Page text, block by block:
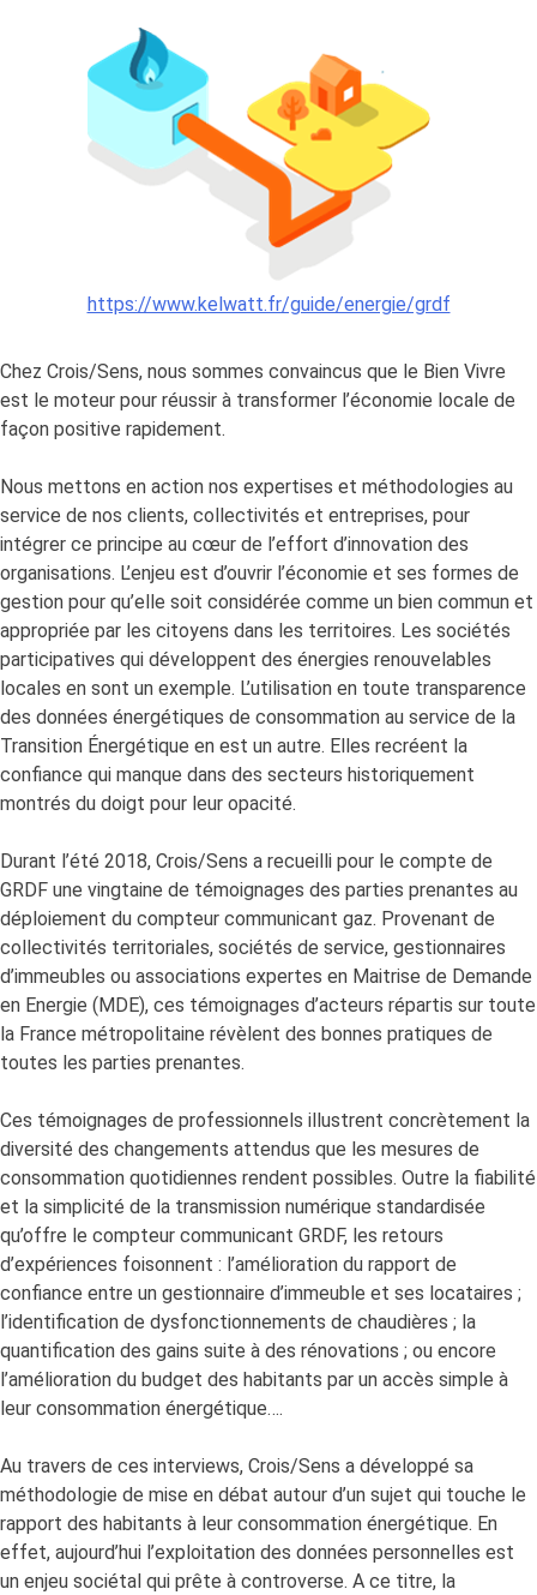
https://www.kelwatt.fr/guide/energie/grdf
Chez Crois/Sens, nous sommes convaincus que le Bien Vivre
est le moteur pour réussir à transformer l’économie locale de
façon positive rapidement.
Nous mettons en action nos expertises et méthodologies au
service de nos clients, collectivités et entreprises, pour
intégrer ce principe au cœur de l’effort d’innovation des
organisations. L’enjeu est d’ouvrir l’économie et ses formes de
gestion pour qu’elle soit considérée comme un bien commun et
appropriée par les citoyens dans les territoires. Les sociétés
participatives qui développent des énergies renouvelables
locales en sont un exemple. L’utilisation en toute transparence
des données énergétiques de consommation au service de la
Transition Énergétique en est un autre. Elles recréent la
confiance qui manque dans des secteurs historiquement
montrés du doigt pour leur opacité.
Durant l’été 2018, Crois/Sens a recueilli pour le compte de
GRDF une vingtaine de témoignages des parties prenantes au
déploiement du compteur communicant gaz. Provenant de
collectivités territoriales, sociétés de service, gestionnaires
d’immeubles ou associations expertes en Maitrise de Demande
en Energie (MDE), ces témoignages d’acteurs répartis sur toute
la France métropolitaine révèlent des bonnes pratiques de
toutes les parties prenantes.
Ces témoignages de professionnels illustrent concrètement la
diversité des changements attendus que les mesures de
consommation quotidiennes rendent possibles. Outre la fiabilité
et la simplicité de la transmission numérique standardisée
qu’offre le compteur communicant GRDF, les retours
d’expériences foisonnent : l’amélioration du rapport de
confiance entre un gestionnaire d’immeuble et ses locataires ;
l’identification de dysfonctionnements de chaudières ; la
quantification des gains suite à des rénovations ; ou encore
l’amélioration du budget des habitants par un accès simple à
leur consommation énergétique….
Au travers de ces interviews, Crois/Sens a développé sa
méthodologie de mise en débat autour d’un sujet qui touche le
rapport des habitants à leur consommation énergétique. En
effet, aujourd’hui l’exploitation des données personnelles est
un enjeu sociétal qui prête à controverse. A ce titre, la